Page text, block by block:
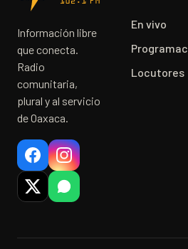
Información libre
que conecta.
Radio
comunitaria,
plural y al servicio
de Oaxaca.
En vivo
Locutores